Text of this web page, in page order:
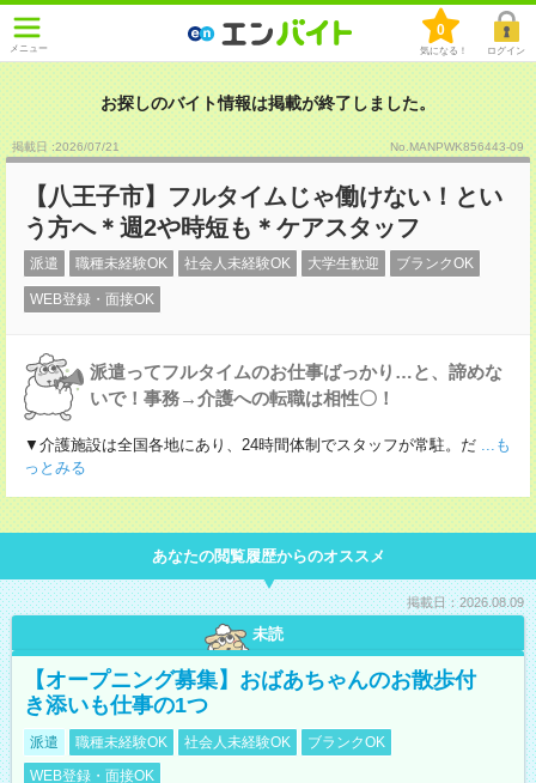
メニュー
0
気になる！ ログイン
お探しのバイト情報は掲載が終了しました。
掲載日 :2026/07/21 No.MANPWK856443-09
【八王子市】フルタイムじゃ働けない！とい
う方へ＊週2や時短も＊ケアスタッフ
派遣 職種未経験OK 社会人未経験OK 大学生歓迎 ブランクOK
WEB登録・面接OK
派遣ってフルタイムのお仕事ばっかり…と、諦めな
いで！事務→介護への転職は相性〇！
▼介護施設は全国各地にあり、24時間体制でスタッフが常駐。だ ...も
っとみる
あなたの閲覧履歴からのオススメ
掲載日：2026.08.09
未読
【オープニング募集】おばあちゃんのお散歩付
き添いも仕事の1つ
派遣 職種未経験OK 社会人未経験OK
ブランクOK
WEB登録・面接OK